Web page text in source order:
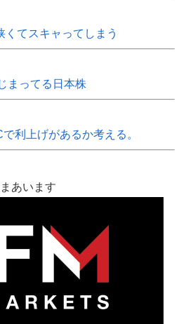
てスキャってしまう
まってる日本株
利上げがあるか考える。
あいます